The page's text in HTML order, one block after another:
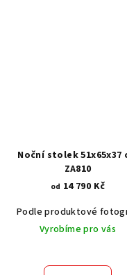
Noční stolek 51x65x37
ZA810
od 14 790 Kč
Podle produktové
Vyrobíme pro vás